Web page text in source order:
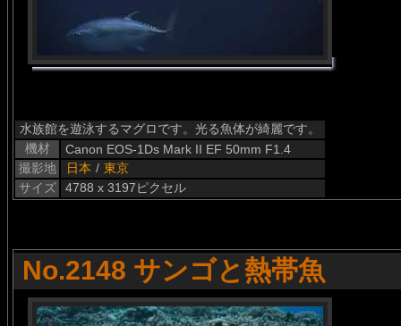
水族館を遊泳するマグロです。光る魚体が綺麗です。
機材
Canon EOS-1Ds Mark II EF 50mm F1.4
撮影地
日本 / 東京
サイズ
4788 x 3197ピクセル
No.2148 サンゴと熱帯魚